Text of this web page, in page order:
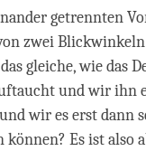
getrennten
zwei
gleiche, wie das
und wir ihn
wir es erst dann
können? Es ist